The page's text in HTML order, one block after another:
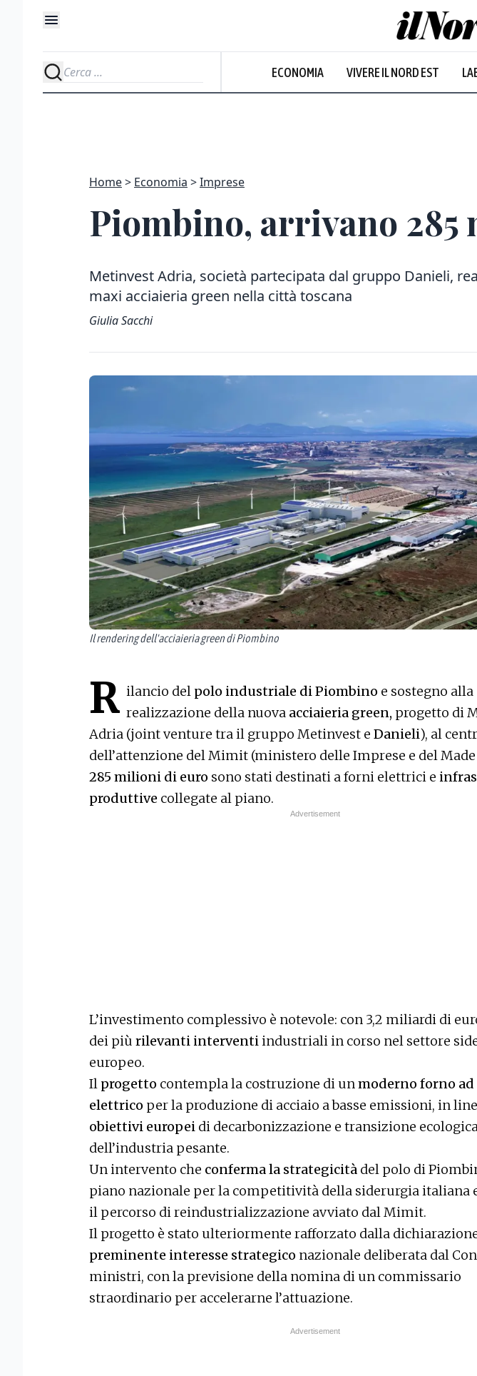
ECONOMIA VIVERE IL NORD EST
Home Economia Imprese
Piombino, arrivano
Metinvest Adria, società partecipata dal gruppo Danieli,
maxi acciaieria green nella città toscana
Giulia Sacchi
Il rendering dell'acciaieria green di Piombino
R ilancio del polo industriale di Piombino e sostegno alla
realizzazione della nuova acciaieria green, progetto di
Adria (joint venture tra il gruppo Metinvest e Danieli), al
dell’attenzione del Mimit (ministero delle Imprese e del
285 milioni di euro sono stati destinati a forni elettrici e
produttive collegate al piano.
L’investimento complessivo è notevole: con 3,2 miliardi di
dei più rilevanti interventiindustriali in corso nel settore
europeo.
Il progetto contempla la costruzione di unmoderno forno ad
elettrico per la produzione di acciaio a basse emissioni, in
obiettivi europei di decarbonizzazione e transizione
dell’industria pesante.
Un intervento che conferma la strategicità del polo di
piano nazionale per la competitività della siderurgia italiana
il percorso di reindustrializzazione avviato dal Mimit.
Il progetto è stato ulteriormente rafforzato dalla
preminente interesse strategico nazionale deliberata dal
ministri, con la previsione della nomina di un commissario
straordinario per accelerarne l’attuazione.